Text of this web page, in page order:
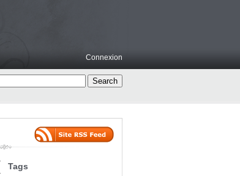
Connexion
Tags